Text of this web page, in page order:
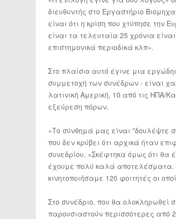
διευθυντής στο Εργαστήριο
είναι ότι η κρίση που χτύπησε την
είναι τα τελευταία 25 χρόνια
επιστημονικά περιοδικά κλπ».
Στο πλαίσιο αυτό έγινε μια
συμμετοχή των συνέδρων - είναι
λατινική Αμερική, 10 από τις ΗΠΑ/
εξεύρεση πόρων.
«Το σύνθημά μας είναι "δουλέψτε
που δεν κρύβει ότι αρχικά ήταν
συνεδρίου. «Σκέφτηκα όμως ότι θα
έχουμε πολύ καλά αποτελέσματα.
κινητοποιήσαμε 120 φοιτητές οι
Στο συνέδριο, που θα ολοκληρωθεί
παρουσιαστούν περισσότερες από